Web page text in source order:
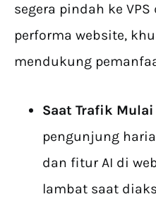
segera pindah ke
performa website,
mendukung
Saat Trafik
pengunjung
dan fitur AI di
lambat saat